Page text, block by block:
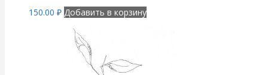
150.00 ₽ Добавить в корзину